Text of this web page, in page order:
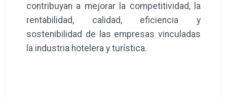
contribuyan a mejorar la competitividad, la
rentabilidad, calidad, eficiencia y
sostenibilidad de las empresas vinculadas
la industria hotelera y turística.